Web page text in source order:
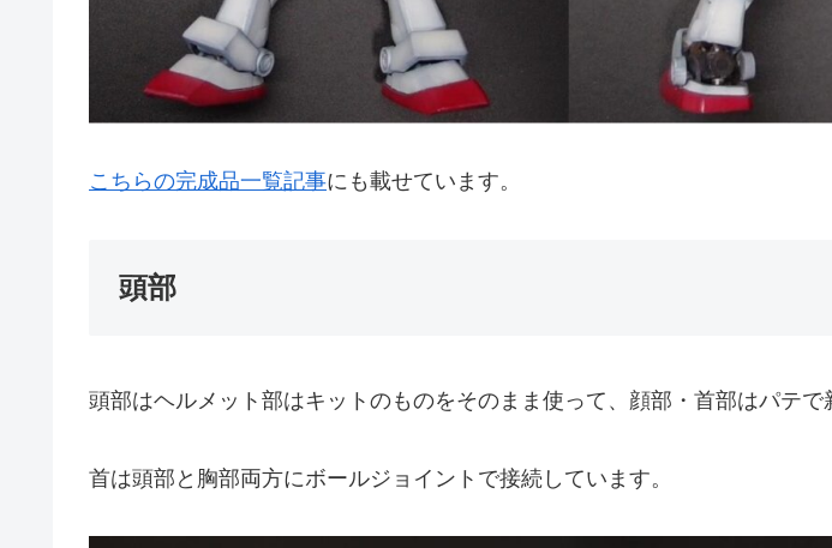
こちらの完成品一覧記事にも載せています。
頭部
頭部はヘルメット部はキットのものをそのまま使って、顔部・首部はパテで
首は頭部と胸部両方にボールジョイントで接続しています。